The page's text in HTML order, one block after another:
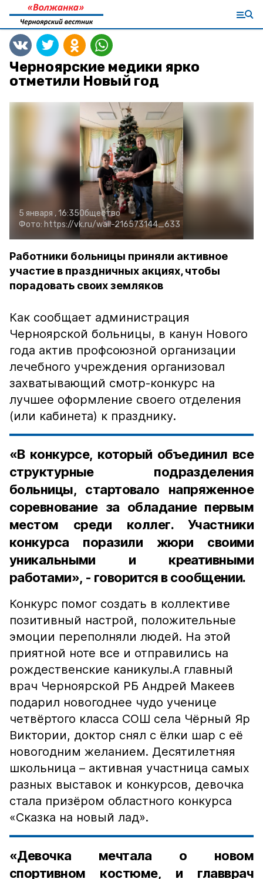
Черноярские медики ярко
отметили Новый год
5 января , 16:35Общество
Фото: https://vk.ru/wall-216573144_633
Работники больницы приняли активное
участие в праздничных акциях, чтобы
порадовать своих земляков
Как сообщает администрация
Черноярской больницы, в канун Нового
года актив профсоюзной организации
лечебного учреждения организовал
захватывающий смотр-конкурс на
лучшее оформление своего отделения
(или кабинета) к празднику.
«В конкурсе, который объединил все
структурные подразделения
больницы, стартовало напряженное
соревнование за обладание первым
местом среди коллег. Участники
конкурса поразили жюри своими
уникальными и креативными
работами», - говорится в сообщении.
Конкурс помог создать в коллективе
позитивный настрой, положительные
эмоции переполняли людей. На этой
приятной ноте все и отправились на
рождественские каникулы.А главный
врач Черноярской РБ Андрей Макеев
подарил новогоднее чудо ученице
четвёртого класса СОШ села Чёрный Яр
Виктории, доктор снял с ёлки шар с её
новогодним желанием. Десятилетняя
школьница – активная участница самых
разных выставок и конкурсов, девочка
стала призёром областного конкурса
«Сказка на новый лад».
«Девочка мечтала о новом
спортивном костюме, и главврач